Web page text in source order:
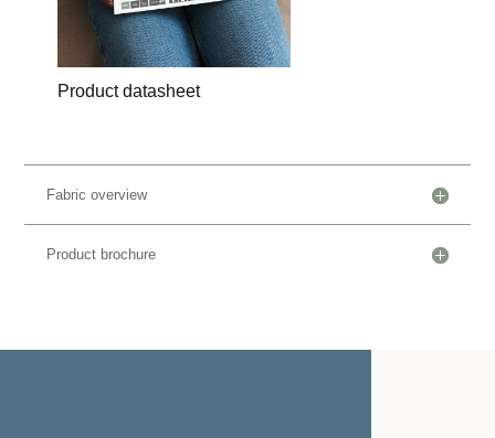
Product datasheet
Fabric overview
Product brochure